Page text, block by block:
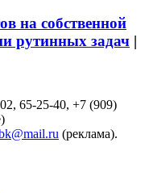
на собственной
рутинных задач |
65-25-40, +7 (909)
(реклама).